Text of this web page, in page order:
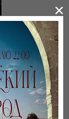
талап етті
×